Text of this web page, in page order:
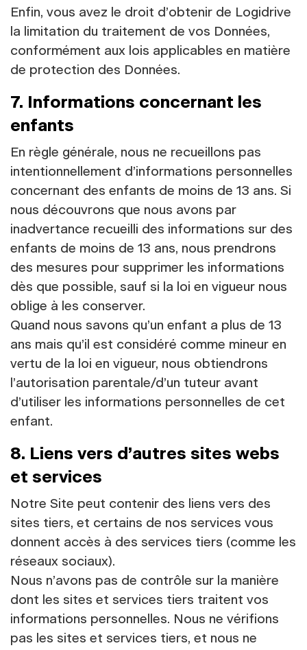
Enfin, vous avez le droit d’obtenir de Logidrive
la limitation du traitement de vos Données,
conformément aux lois applicables en matière
de protection des Données.
7. Informations concernant les
enfants
En règle générale, nous ne recueillons pas
intentionnellement d’informations personnelles
concernant des enfants de moins de 13 ans. Si
nous découvrons que nous avons par
inadvertance recueilli des informations sur des
enfants de moins de 13 ans, nous prendrons
des mesures pour supprimer les informations
dès que possible, sauf si la loi en vigueur nous
oblige à les conserver.
Quand nous savons qu’un enfant a plus de 13
ans mais qu’il est considéré comme mineur en
vertu de la loi en vigueur, nous obtiendrons
l’autorisation parentale/d’un tuteur avant
d’utiliser les informations personnelles de cet
enfant.
8. Liens vers d’autres sites webs
et services
Notre Site peut contenir des liens vers des
sites tiers, et certains de nos services vous
donnent accès à des services tiers (comme les
réseaux sociaux).
Nous n’avons pas de contrôle sur la manière
dont les sites et services tiers traitent vos
informations personnelles. Nous ne vérifions
pas les sites et services tiers, et nous ne